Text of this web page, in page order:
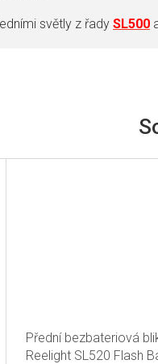
Přední bezbateriová
Reelight SL520 Flash
světly z řady SL500